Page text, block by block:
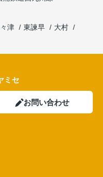
津 東諫早
大村
ミセ
お問い合わせ